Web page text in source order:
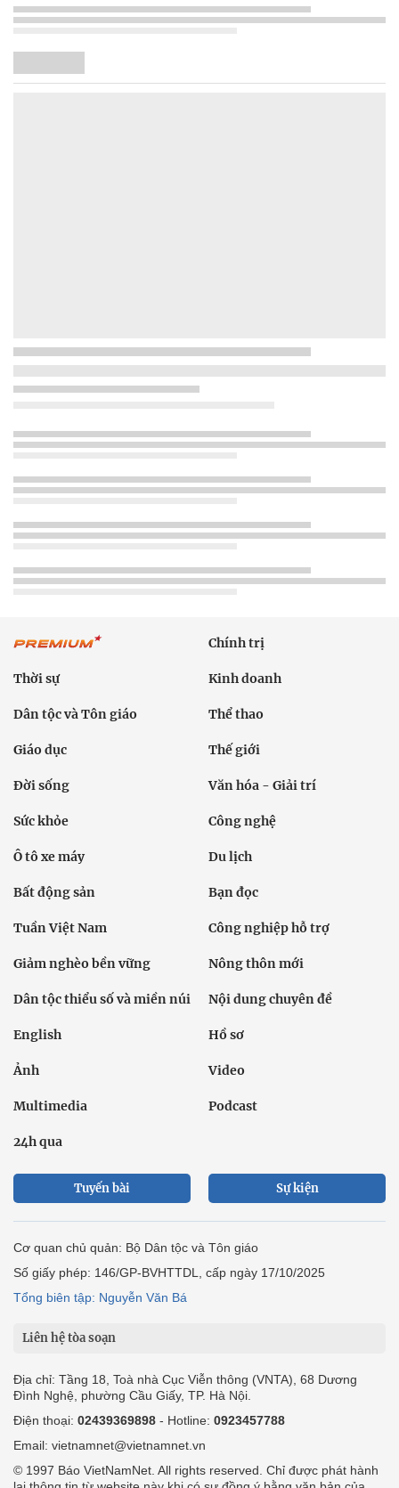
Chính trị
Thời sự Kinh doanh
Dân tộc và Tôn giáo Thể thao
Giáo dục Thế giới
Đời sống Văn hóa - Giải trí
Sức khỏe Công nghệ
Ô tô xe máy Du lịch
Bất động sản Bạn đọc
Tuần Việt Nam Công nghiệp hỗ trợ
Giảm nghèo bền vững Nông thôn mới
Dân tộc thiểu số và miền núi Nội dung chuyên đề
English Hồ sơ
Ảnh Video
Multimedia Podcast
24h qua
Tuyến bài Sự kiện
Cơ quan chủ quản: Bộ Dân tộc và Tôn giáo
Số giấy phép: 146/GP-BVHTTDL, cấp ngày 17/10/2025
Tổng biên tập: Nguyễn Văn Bá
Liên hệ tòa soạn
Địa chỉ: Tầng 18, Toà nhà Cục Viễn thông (VNTA), 68 Dương
Đình Nghệ, phường Cầu Giấy, TP. Hà Nội.
Điện thoại: 02439369898 - Hotline: 0923457788
Email: vietnamnet@vietnamnet.vn
© 1997 Báo VietNamNet. All rights reserved. Chỉ được phát hành